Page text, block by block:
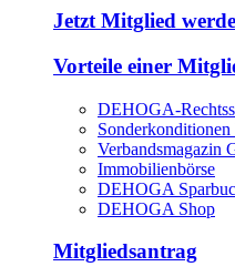
Jetzt Mitglied
Vorteile einer
DEHOGA-
Sonderkonditionen
Verbandsmagazin
Immobilienbörse
DEHOGA
DEHOGA Shop
Mitgliedsantrag